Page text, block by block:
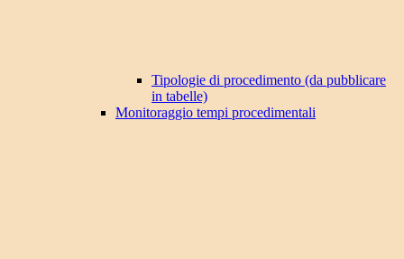
Tipologie di procedimento (da pubblicare
in tabelle)
Monitoraggio tempi procedimentali